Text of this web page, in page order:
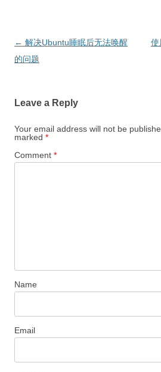
Post
navigation
← 解决Ubuntu睡眠后无法唤醒
的问题
使
Leave a Reply
Your email address will not be
marked *
Comment *
Name
Email